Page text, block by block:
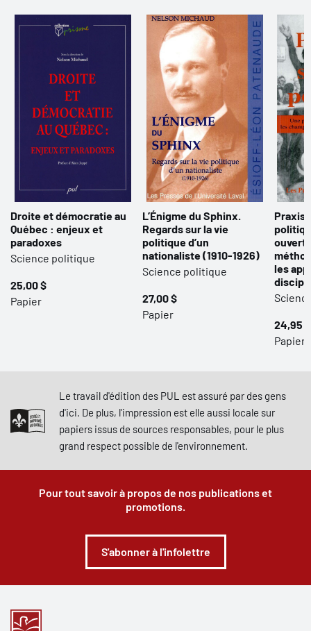
Droite et démocratie au
Québec : enjeux et
paradoxes
Science politique
25,00 $
Papier
L’Énigme du Sphinx.
Regards sur la vie
politique d’un
nationaliste (1910-1926)
Science politique
27,00 $
Papier
Praxis
les
24,95 $
Papier
Le travail d'édition des PUL est assuré par des gens
d'ici. De plus, l'impression est elle aussi locale sur
papiers issus de sources responsables, pour le plus
grand respect possible de l'environnement.
Pour tout savoir à propos de nos publications et
promotions.
S'abonner à l'infolettre